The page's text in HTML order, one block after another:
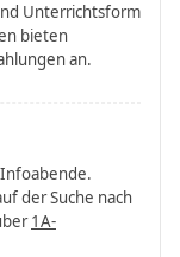
Unterrichtsform
bieten
an.
der Suche nach
1A-